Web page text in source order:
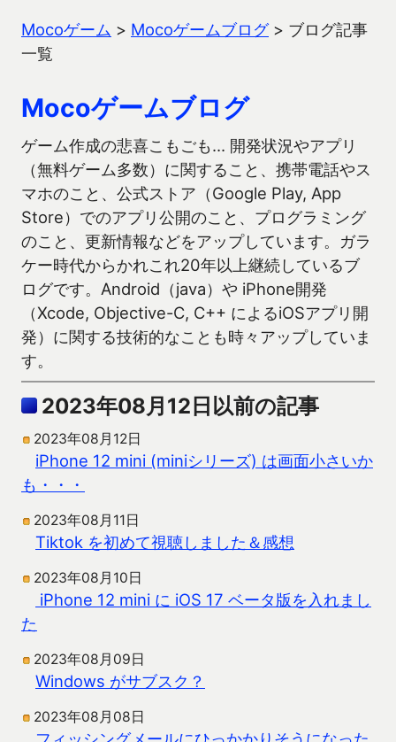
Mocoゲーム > Mocoゲームブログ> ブログ記事
一覧
Mocoゲームブログ
ゲーム作成の悲喜こもごも… 開発状況やアプリ
（無料ゲーム多数）に関すること、携帯電話やス
マホのこと、公式ストア（Google Play, App
Store）でのアプリ公開のこと、プログラミング
のこと、更新情報などをアップしています。ガラ
ケー時代からかれこれ20年以上継続しているブ
ログです。Android（java）や iPhone開発
（Xcode, Objective-C, C++ によるiOSアプリ開
発）に関する技術的なことも時々アップしていま
す。
2023年08月12日以前の記事
2023年08月12日
iPhone 12 mini (miniシリーズ) は画面小さいか
も・・・
2023年08月11日
Tiktok を初めて視聴しました＆感想
2023年08月10日
iPhone 12 mini に iOS 17 ベータ版を入れまし
た
2023年08月09日
Windows がサブスク？
2023年08月08日